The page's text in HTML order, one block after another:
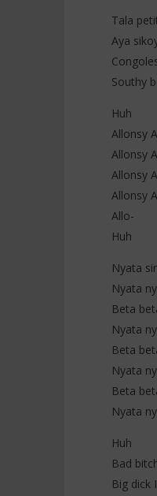
Tala
Aya
Southy
Huh
Allonsy
Allonsy
Allonsy
Allonsy
Allo-
Huh
Nyata
Nyata
Beta
Nyata
Beta
Nyata
Beta
Nyata
Huh
Bad
Big dick